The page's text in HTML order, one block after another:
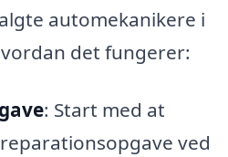
automekanikere i
det fungerer:
: Start med at
ved